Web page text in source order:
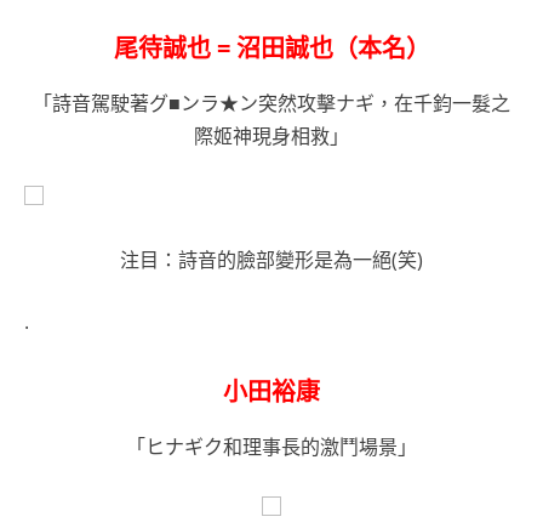
尾待誠也 = 沼田誠也（本名）
「詩音駕駛著グ■ンラ★ン突然攻擊ナギ，在千鈞一髮之
際姬神現身相救」
注目：詩音的臉部變形是為一絕(笑)
.
小田裕康
「ヒナギク和理事長的激鬥場景」